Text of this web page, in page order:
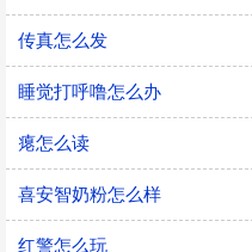
传真怎么发
睡觉打呼噜怎么办
瘪怎么读
喜安智奶粉怎么样
红警怎么玩